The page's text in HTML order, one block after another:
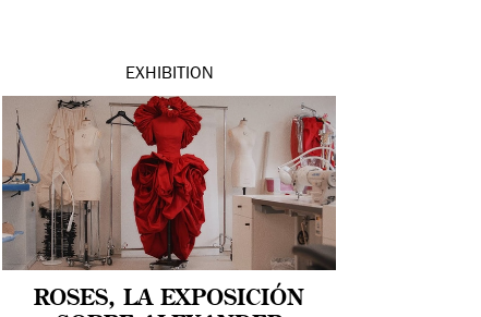
EXHIBITION
ROSES, LA EXPOSICIÓN